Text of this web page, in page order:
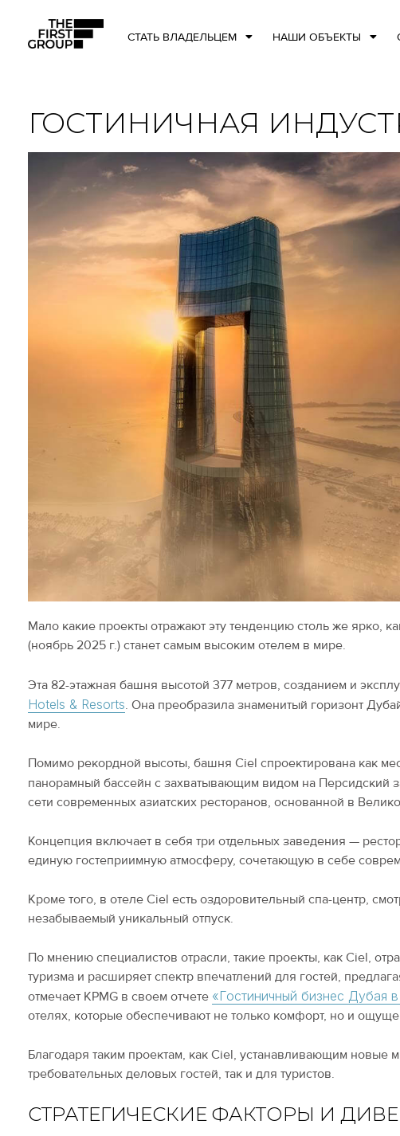
СТАТЬ ВЛАДЕЛЬЦЕМ НАШИ ОБЪЕКТЫ
ГОСТИНИЧНАЯ
Мало какие проекты отражают эту тенденцию столь же ярко,
(ноябрь 2025 г.) станет самым высоким отелем в мире.
Эта 82-этажная башня высотой 377 метров, созданием и
Hotels & Resorts. Она преобразила знаменитый горизонт
мире.
Помимо рекордной высоты, башня Ciel спроектирована как
панорамный бассейн с захватывающим видом на Персидский
сети современных азиатских ресторанов, основанной в
Концепция включает в себя три отдельных заведения —
единую гостеприимную атмосферу, сочетающую в себе
Кроме того, в отеле Ciel есть оздоровительный спа-центр,
незабываемый уникальный отпуск.
По мнению специалистов отрасли, такие проекты, как Ciel,
туризма и расширяет спектр впечатлений для гостей,
отмечает KPMG в своем отчете «Гостиничный бизнес Дубая
отелях, которые обеспечивают не только комфорт, но и
Благодаря таким проектам, как Ciel, устанавливающим новые
требовательных деловых гостей, так и для туристов.
СТРАТЕГИЧЕСКИЕ ФАКТОРЫ И